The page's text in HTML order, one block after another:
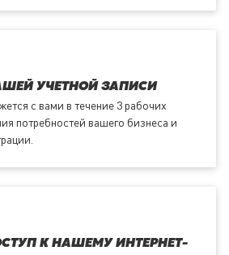
УЧЕТНОЙ ЗАПИСИ
с вами в течение 3 рабочих
потребностей вашего бизнеса и
К НАШЕМУ ИНТЕРНЕТ-